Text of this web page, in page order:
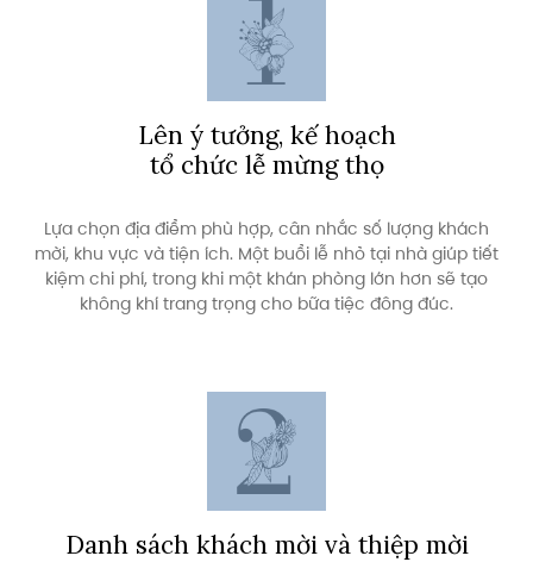
Lên ý tưởng, kế hoạch
tổ chức lễ mừng thọ
Lựa chọn địa điểm phù hợp, cân nhắc số lượng khách
mời, khu vực và tiện ích. Một buổi lễ nhỏ tại nhà giúp tiết
kiệm chi phí, trong khi một khán phòng lớn hơn sẽ tạo
không khí trang trọng cho bữa tiệc đông đúc.
Danh sách khách mời và thiệp mời